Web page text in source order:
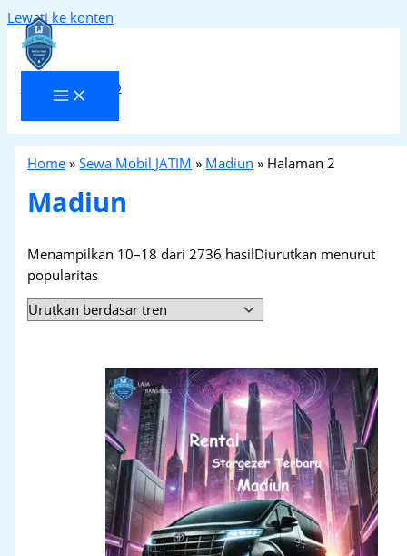
Lewati ke konten
Laja Transindo
Home »Sewa Mobil JATIM » Madiun » Halaman 2
Madiun
Menampilkan 10–18 dari 2736 hasilDiurutkan menurut
popularitas